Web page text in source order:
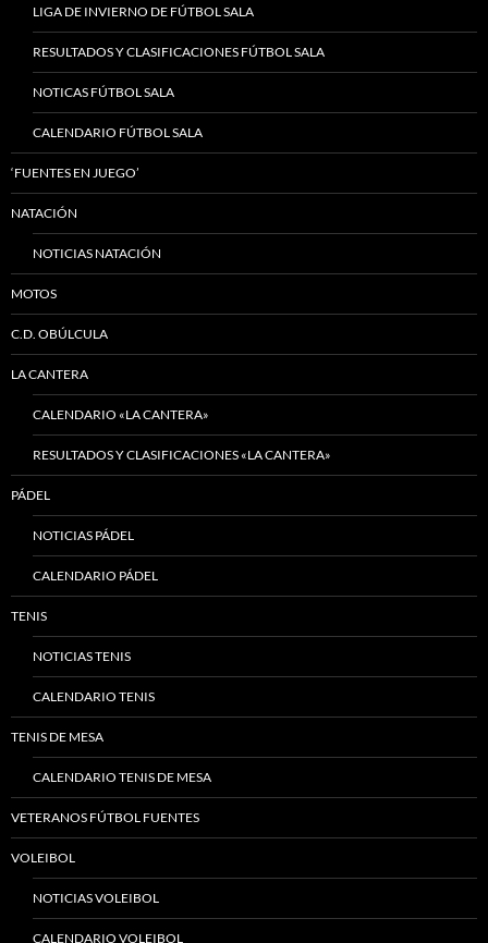
LIGA DE INVIERNO DE FÚTBOL SALA
RESULTADOS Y CLASIFICACIONES FÚTBOL SALA
NOTICAS FÚTBOL SALA
CALENDARIO FÚTBOL SALA
‘FUENTES EN JUEGO’
NATACIÓN
NOTICIAS NATACIÓN
MOTOS
C.D. OBÚLCULA
LA CANTERA
CALENDARIO «LA CANTERA»
RESULTADOS Y CLASIFICACIONES «LA CANTERA»
PÁDEL
NOTICIAS PÁDEL
CALENDARIO PÁDEL
TENIS
NOTICIAS TENIS
CALENDARIO TENIS
TENIS DE MESA
CALENDARIO TENIS DE MESA
VETERANOS FÚTBOL FUENTES
VOLEIBOL
NOTICIAS VOLEIBOL
CALENDARIO VOLEIBOL